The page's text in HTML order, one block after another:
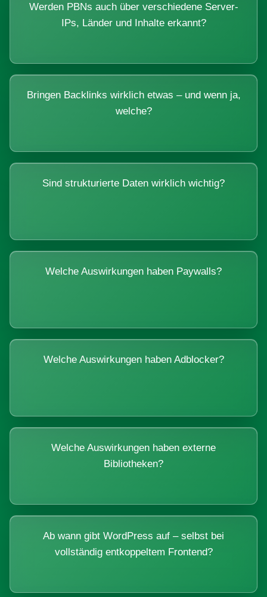
Werden PBNs auch über verschiedene Server-
IPs, Länder und Inhalte erkannt?
Bringen Backlinks wirklich etwas – und wenn ja,
welche?
Sind strukturierte Daten wirklich wichtig?
Welche Auswirkungen haben Paywalls?
Welche Auswirkungen haben Adblocker?
Welche Auswirkungen haben externe
Bibliotheken?
Ab wann gibt WordPress auf – selbst bei
vollständig entkoppeltem Frontend?